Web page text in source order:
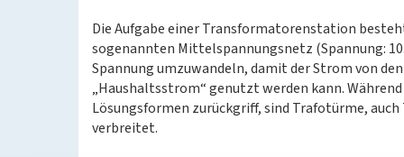
Die Aufgabe einer Transformatorenstation
sogenannten Mittelspannungsnetz (Spannung:
Spannung umzuwandeln, damit der Strom von
„Haushaltsstrom“ genutzt werden kann.
Lösungsformen zurückgriff, sind Trafotürme,
verbreitet.